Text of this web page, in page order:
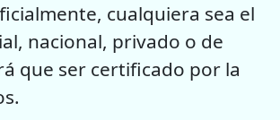
cualquiera sea el
nacional, privado o de
que ser certificado por la